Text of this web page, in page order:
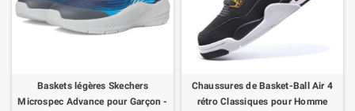
Baskets légères Skechers
Microspec Advance pour Garçon -
Chaussures de Basket-Ball Air 4
rétro Classiques pour Homme